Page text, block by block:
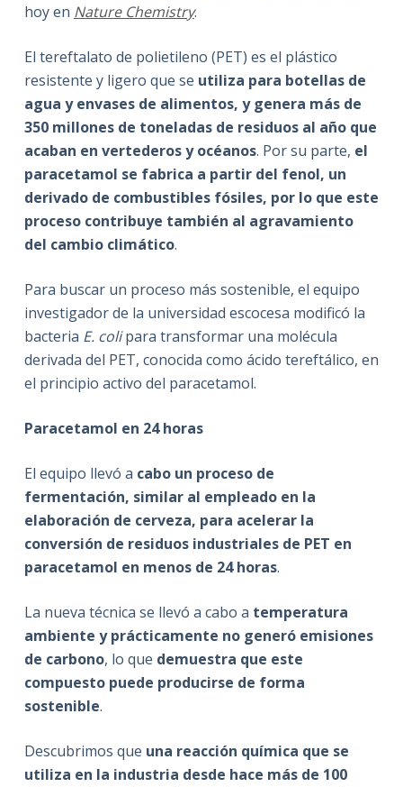
hoy en Nature Chemistry.
El tereftalato de polietileno (PET) es el plástico
resistente y ligero que se utiliza para botellas de
agua y envases de alimentos, y genera más de
350 millones de toneladas de residuos al año que
acaban en vertederos y océanos. Por su parte, el
paracetamol se fabrica a partir del fenol, un
derivado de combustibles fósiles, por lo que este
proceso contribuye también al agravamiento
del cambio climático.
Para buscar un proceso más sostenible, el equipo
investigador de la universidad escocesa modificó la
bacteria E. colipara transformar una molécula
derivada del PET, conocida como ácido tereftálico, en
el principio activo del paracetamol.
Paracetamol en 24 horas
El equipo llevó a cabo un proceso de
fermentación, similar al empleado en la
elaboración de cerveza, para acelerar la
conversión de residuos industriales de PET en
paracetamol en menos de 24 horas.
La nueva técnica se llevó a cabo a temperatura
ambiente y prácticamente no generó emisiones
de carbono, lo que demuestra que este
compuesto puede producirse de forma
sostenible.
Descubrimos que una reacción química que se
utiliza en la industria desde hace más de 100